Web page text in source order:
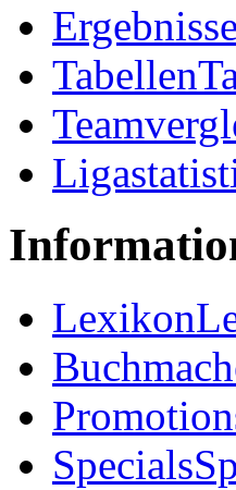
Ergebnisse
Tabellen
Lexikon
Specials